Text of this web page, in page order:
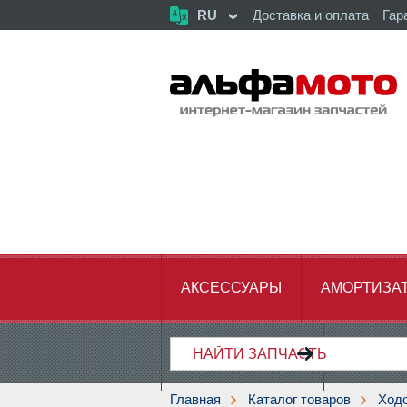
RU Доставка и оплата
АКСЕССУАРЫ
ХОДОВАЯ ЧАСТЬ
Главная Каталог товаров